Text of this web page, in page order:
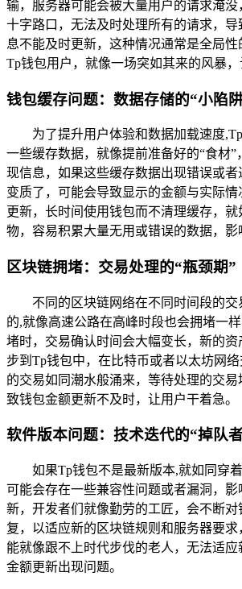
输，服务器可能会被大量用户的请求淹
十字路口，无法及时处理所有的请求，
息不能及时更新，这种情况通常是全局
Tp钱包用户，就像一场突如其来的风暴，
钱包缓存问题：数据存储的“小陷
为了提升用户体验和数据加载速度
一些缓存数据，就像提前准备好的“食材”
现信息，如果这些缓存数据出现错误或者
变质了，可能会导致显示的金额与实际
更新，长时间使用钱包而不清理缓存，
物，容易积累大量无用或错误的数据，影
区块链拥堵：交易处理的“瓶颈期”
不同的区块链网络在不同时间段的
的,就像高速公路在高峰时段也会拥堵一
堵时，交易确认时间会大幅变长，新的资
步到Tp钱包中，在比特币或者以太坊网
的交易如同潮水般涌来，等待处理的交
致钱包金额更新不及时，让用户干着急。
软件版本问题：技术迭代的“掉队
如果Tp钱包不是最新版本,就如同穿
可能会存在一些兼容性问题或者漏洞，影
新，开发者们就像勤劳的工匠，会不断
复，以适应新的区块链规则和服务器要
能就像跟不上时代步伐的老人，无法适
金额更新出现问题。